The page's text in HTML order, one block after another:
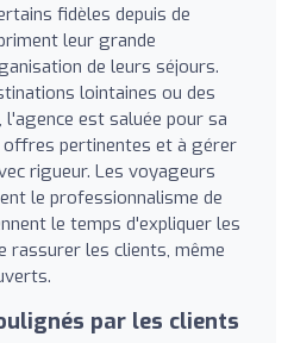
fidèles depuis de
leur grande
de leurs séjours.
lointaines ou des
l'agence est saluée pour sa
offres pertinentes et à gérer
rigueur. Les voyageurs
le professionnalisme de
le temps d'expliquer les
rassurer les clients, même
par les clients